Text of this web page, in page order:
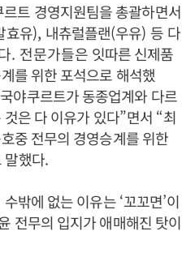
트 경영지원팀을 총괄하면서
효유), 내츄럴플랜(우유) 등 다
. 전문가들은 잇따른 신제품
를 위한 포석으로 해석했
야쿠르트가 동종업계와 다르
은 다 이유가 있다”면서 “최
중 전무의 경영승계를 위한
말했다.
밖에 없는 이유는‘꼬꼬면’이
전무의 입지가 애매해진 탓이